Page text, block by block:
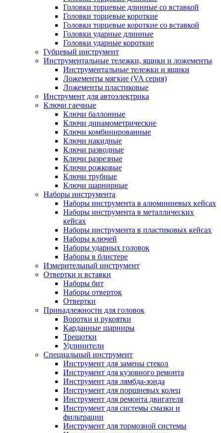
Головки торцевые длинные со вставкой
Головки торцевые короткие
Головки торцевые короткие со вставкой
Головки ударные длинные
Головки ударные короткие
Губцевый инструмент
Инструментальные тележки, ящики и ложементы
Инструментальные тележки и ящики
Ложементы мягкие (VA серия)
Ложементы пластиковые
Инструмент для автоэлектрика
Ключи гаечные
Ключи баллонные
Ключи динамометрические
Ключи комбинированные
Ключи накидные
Ключи разводные
Ключи разрезные
Ключи рожковые
Ключи трубные
Ключи шарнирные
Наборы инструмента
Наборы инструмента в алюминиевых кейсах
Наборы инструмента в металлических
кейсах
Наборы инструмента в пластиковых кейсах
Наборы ключей
Наборы ударных головок
Наборы в блистере
Измерительный инструмент
Отвертки и вставки
Наборы бит
Наборы отверток
Отвертки
Принадлежности для головок
Воротки и рукоятки
Карданные шарниры
Трещотки
Удлинители
Специальный инструмент
Инструмент для замены стекол
Инструмент для кузовного ремонта
Инструмент для лямбда-зонда
Инструмент для поршневых колец
Инструмент для ремонта двигателя
Инструмент для системы смазки и
фильтрации
Инструмент для тормозной системы